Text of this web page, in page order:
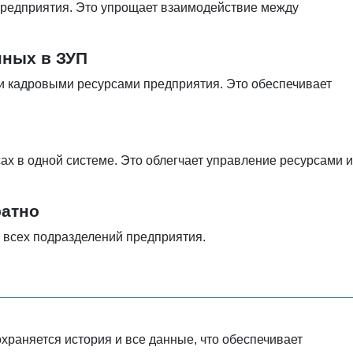
Это упрощает взаимодействие между
в ЗУП
ресурсами предприятия. Это обеспечивает
в одной системе. Это облегчает управление ресурсами и
подразделений предприятия.
история и все данные, что обеспечивает